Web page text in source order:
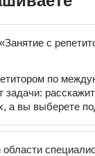
с
по
задачи:
а вы выберете